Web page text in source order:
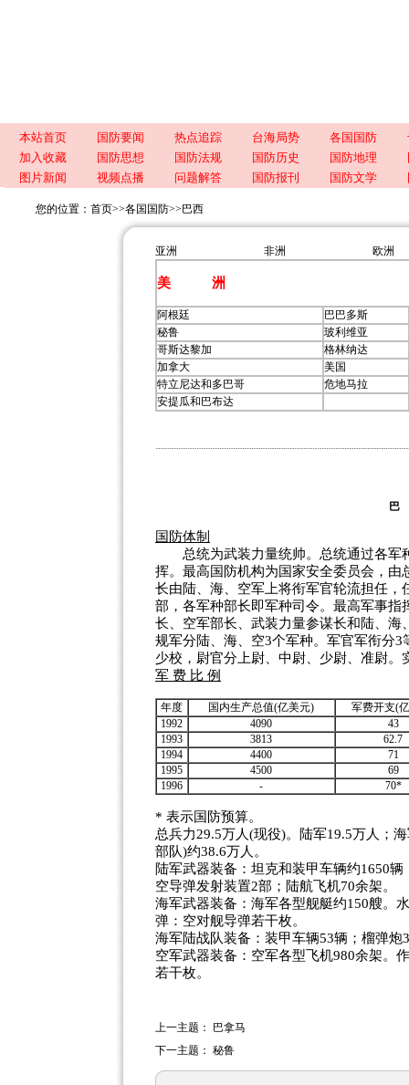
本站首页 国防要闻 热点追踪 台海局势 各国国防
加入收藏
国防思想 国防法规 国防历史 国防地理
图片新闻
视频点播 问题解答 国防报刊 国防文学
您的位置： 首页>>各国国防>> 巴西
亚洲 非洲 欧洲
美 洲
阿根廷
巴巴多斯
秘鲁
玻利维亚
哥斯达黎加
格林纳达
加拿大
美国
特立尼达和多巴哥
危地马拉
安提瓜和巴布达
巴
国防体制
总统为武装力量统帅。总统通过各军
挥。最高国防机构为国家安全委员会，
长由陆、海、空军上将衔军官轮流担任
部，各军种部长即军种司令。最高军事
长、空军部长、武装力量参谋长和陆、
规军分陆、海、空3个军种。军官军衔分
少校，尉官分上尉、中尉、少尉、准尉
军 费 比 例
年度 国内生产总值(亿美元)
军费开支(
1992
4090
43
1993
3813
62.7
1994
4400
71
1995
4500
69
1996
- 70*
* 表示国防预算。
总兵力29.5万人(现役)。陆军19.5万人；
部队)约38.6万人。
陆军武器装备：坦克和装甲车辆约1650
空导弹发射装置2部；陆航飞机70余架。
海军武器装备：海军各型舰艇约150艘。
弹：空对舰导弹若干枚。
海军陆战队装备：装甲车辆53辆；榴弹
空军武器装备：空军各型飞机980余架。
若干枚。
上一主题：
巴拿马
下一主题： 秘鲁